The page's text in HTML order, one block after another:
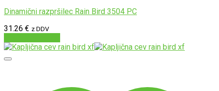
Dinamični razpršilec Rain Bird 3504 PC
31.26 € z DDV